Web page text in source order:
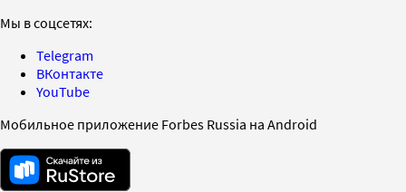
Мы в соцсетях:
Telegram
ВКонтакте
YouTube
Мобильное приложение Forbes Russia на Android